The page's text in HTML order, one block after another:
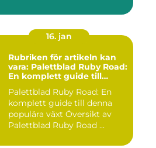
16. jan
Rubriken för artikeln kan
vara: Palettblad Ruby Road:
En komplett guide till
Palettblad Ruby Road: En
komplett guide till denna
populära växt Översikt av
Palettblad Ruby Road ...